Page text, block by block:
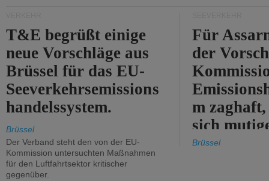
T&E begrüßt einige
neue Vorschläge aus
Brüssel für das EU-
Seeverkehrsemissions
handelssystem.
Brüssel
Der Verband steht den von der EU-
Kommission untersuchten Maßnahmen
für den Luftfahrtsektor kritischer
gegenüber.
Für
der
m
sich
Brüssel